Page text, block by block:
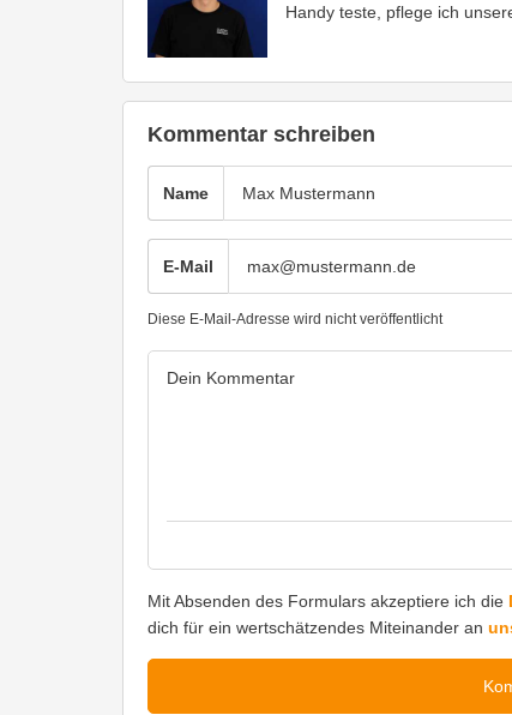
Handy teste, pflege ich
Kommentar schreiben
Name
E-Mail
Diese E-Mail-Adresse wird nicht veröffentlicht
Mit Absenden des Formulars akzeptiere ich die
dich für ein wertschätzendes Miteinander an